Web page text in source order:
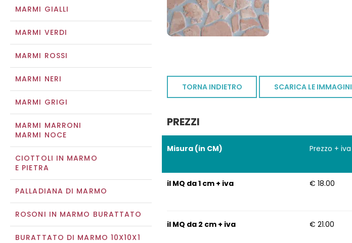
MARMI GIALLI
MARMI VERDI
MARMI ROSSI
MARMI NERI
MARMI GRIGI
MARMI MARRONI
MARMI NOCE
CIOTTOLI IN MARMO
E PIETRA
PALLADIANA DI MARMO
ROSONI IN MARMO BURATTATO
BURATTATO DI MARMO 10X10X1
TORNA INDIETRO SCARICA LE IMMAGINI
PREZZI
Misura (in CM) Prezzo + iva
il MQ da 1 cm + iva € 18.00
il MQ da 2 cm + iva € 21.00